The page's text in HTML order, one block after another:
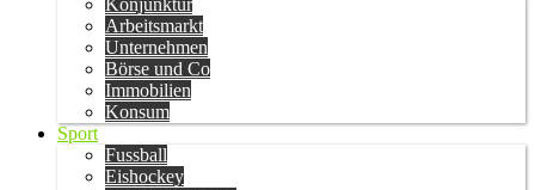
Konjunktur
Arbeitsmarkt
Unternehmen
Börse und Co
Immobilien
Konsum
Sport
Fussball
Eishockey